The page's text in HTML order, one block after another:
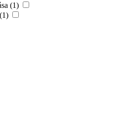
(1)